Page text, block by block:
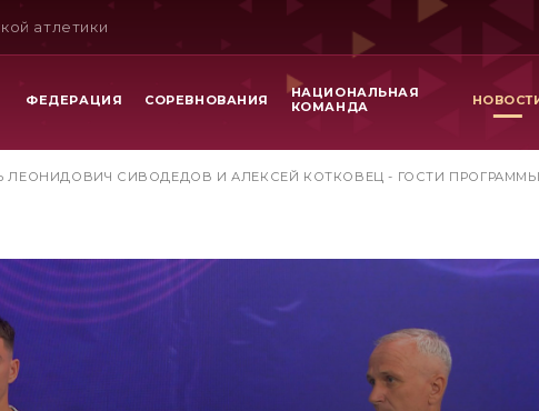
атлетики
ФЕДЕРАЦИЯ СОРЕВНОВАНИЯ
НАЦИОНАЛЬНАЯ
КОМАНДА
ЛЕОНИДОВИЧ СИВОДЕДОВ И АЛЕКСЕЙ КОТКОВЕЦ - ГОСТИ